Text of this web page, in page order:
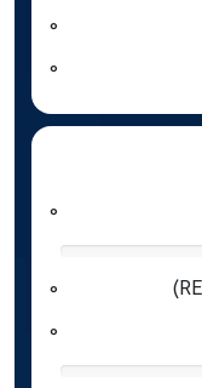
0
0
0
0
0